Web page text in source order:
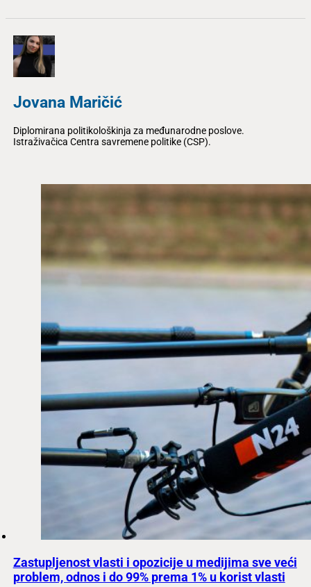
Jovana Maričić
Diplomirana politikološkinja za međunarodne poslove.
Istraživačica Centra savremene politike (CSP).
Zastupljenost vlasti i opozicije u medijima sve veći
problem, odnos i do 99% prema 1% u korist vlasti